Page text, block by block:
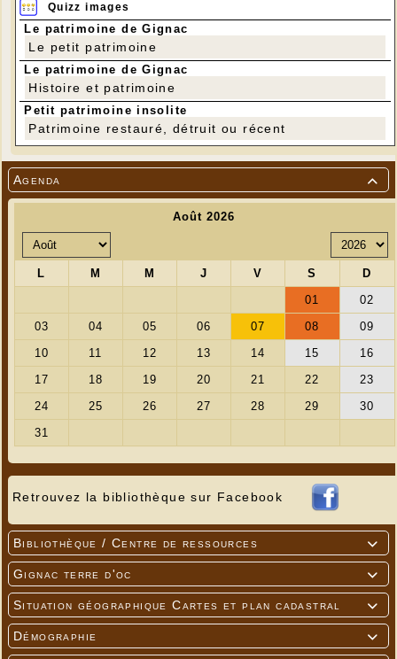

Agenda
Retrouvez la bibliothèque sur Facebook

Bibliothèque / Centre de ressources

Gignac terre d'oc

Situation géographique Cartes et plan cadastral

Démographie
Quizz images
Le patrimoine de Gignac
Le petit patrimoine
Le patrimoine de Gignac
Histoire et patrimoine
Petit patrimoine insolite
Patrimoine restauré, détruit ou récent